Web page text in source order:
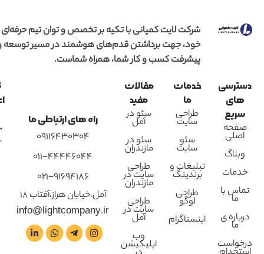
شرکت لایت کمپانی با تکیه بر تخصص و توان تیم حرفه‌ای
خود، جهت برداشتن قدم‌های هوشمند در مسیر توسعه
پیشرفت کسب و کار شما، همراه شماست.
دسترسی
های
سریع
صفحه
اصلی
وبلاگ
خدمات
تماس با
ما
درباره ی
ما
درخواست
خدمات
ما
طراحی
سایت
سئو
سایت
تبلیغات و
برندینگ
طراحی
لوگو
اینستاگرام
مقالات
مفید
سئو در
آمل
سئو در
مازندران
طراحی
سایت در
مازندران
طراحی
سایت در
آمل
وب
اپلیکیشن
راه های ارتباطی ما
09116430304
011-44446044
021-91694186
آمل،خیابان هراز،آفتاب 18
info@lightcompany.ir